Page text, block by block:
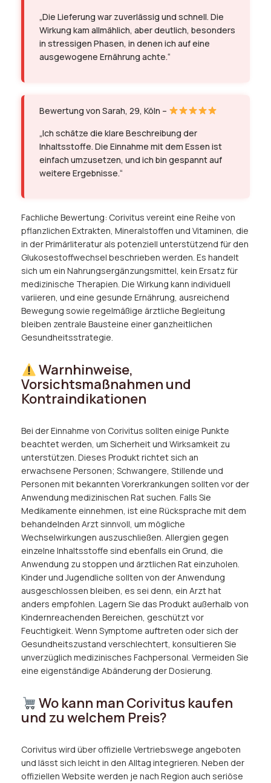
„Die Lieferung war zuverlässig und schnell. Die
Wirkung kam allmählich, aber deutlich, besonders
in stressigen Phasen, in denen ich auf eine
ausgewogene Ernährung achte.“
Bewertung von Sarah, 29, Köln –
„Ich schätze die klare Beschreibung der
Inhaltsstoffe. Die Einnahme mit dem Essen ist
einfach umzusetzen, und ich bin gespannt auf
weitere Ergebnisse.“
Fachliche Bewertung: Corivitus vereint eine Reihe von
pflanzlichen Extrakten, Mineralstoffen und Vitaminen, die
in der Primärliteratur als potenziell unterstützend für den
Glukosestoffwechsel beschrieben werden. Es handelt
sich um ein Nahrungsergänzungsmittel, kein Ersatz für
medizinische Therapien. Die Wirkung kann individuell
variieren, und eine gesunde Ernährung, ausreichend
Bewegung sowie regelmäßige ärztliche Begleitung
bleiben zentrale Bausteine einer ganzheitlichen
Gesundheitsstrategie.
Warnhinweise,
Vorsichtsmaßnahmen und
Kontraindikationen
Bei der Einnahme von Corivitus sollten einige Punkte
beachtet werden, um Sicherheit und Wirksamkeit zu
unterstützen. Dieses Produkt richtet sich an
erwachsene Personen; Schwangere, Stillende und
Personen mit bekannten Vorerkrankungen sollten vor der
Anwendung medizinischen Rat suchen. Falls Sie
Medikamente einnehmen, ist eine Rücksprache mit dem
behandelnden Arzt sinnvoll, um mögliche
Wechselwirkungen auszuschließen. Allergien gegen
einzelne Inhaltsstoffe sind ebenfalls ein Grund, die
Anwendung zu stoppen und ärztlichen Rat einzuholen.
Kinder und Jugendliche sollten von der Anwendung
ausgeschlossen bleiben, es sei denn, ein Arzt hat
anders empfohlen. Lagern Sie das Produkt außerhalb von
Kindernreachenden Bereichen, geschützt vor
Feuchtigkeit. Wenn Symptome auftreten oder sich der
Gesundheitszustand verschlechtert, konsultieren Sie
unverzüglich medizinisches Fachpersonal. Vermeiden Sie
eine eigenständige Abänderung der Dosierung.
Wo kann man Corivitus kaufen
und zu welchem Preis?
Corivitus wird über offizielle Vertriebswege angeboten
und lässt sich leicht in den Alltag integrieren. Neben der
offiziellen Website werden je nach Region auch seriöse